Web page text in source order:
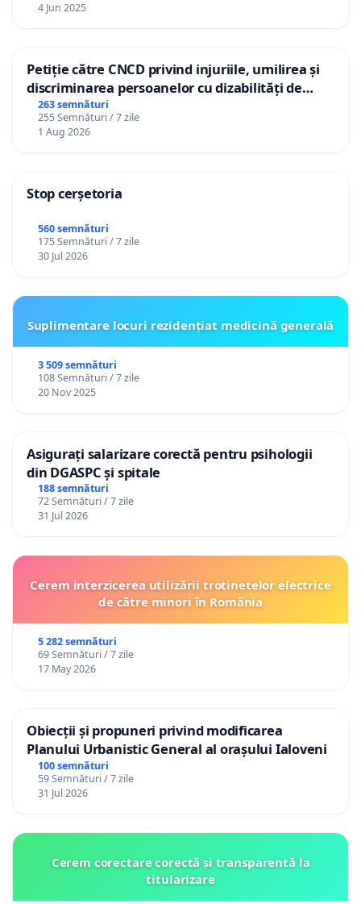
4 Jun 2025
Petiție către CNCD privind injuriile, umilirea și
discriminarea persoanelor cu dizabilități de
către utilizatorul TikTok „Gorici”
263 semnături
255 Semnături / 7 zile
1 Aug 2026
Stop cerșetoria
560 semnături
175 Semnături / 7 zile
30 Jul 2026
Suplimentare locuri rezidențiat medicină generală
3 509 semnături
108 Semnături / 7 zile
20 Nov 2025
Asigurați salarizare corectă pentru psihologii
din DGASPC și spitale
188 semnături
72 Semnături / 7 zile
31 Jul 2026
Cerem interzicerea utilizării trotinetelor electrice
de către minori în România
5 282 semnături
69 Semnături / 7 zile
17 May 2026
Obiecții și propuneri privind modificarea
Planului Urbanistic General al orașului Ialoveni
100 semnături
59 Semnături / 7 zile
31 Jul 2026
Cerem corectare corectă și transparentă la
titularizare